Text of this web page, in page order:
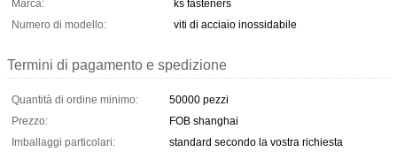
Marca:
ks fasteners
Numero di modello:
viti di acciaio inossidabile
Termini di pagamento e spedizione
Quantità di ordine minimo:
50000 pezzi
Prezzo:
FOB shanghai
Imballaggi particolari:
standard secondo la vostra richiesta